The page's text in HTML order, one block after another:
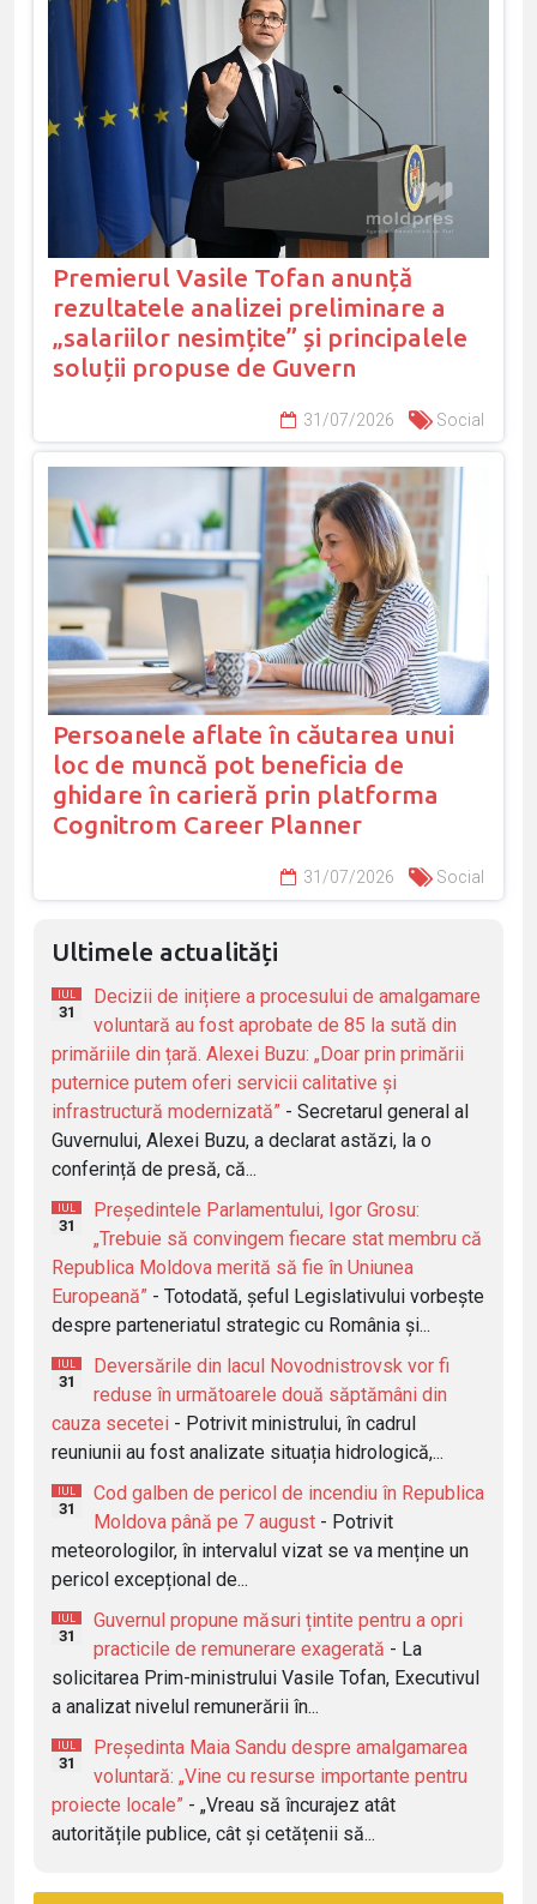
Premierul Vasile Tofan anunță
rezultatele analizei preliminare a
„salariilor nesimțite” și principalele
soluții propuse de Guvern
31/07/2026 Social
Persoanele aflate în căutarea unui
loc de muncă pot beneficia de
ghidare în carieră prin platforma
Cognitrom Career Planner
31/07/2026 Social
Ultimele actualități
IUL
31
Decizii de inițiere a procesului de amalgamare
voluntară au fost aprobate de 85 la sută din
primăriile din țară. Alexei Buzu: „Doar prin primării
puternice putem oferi servicii calitative și
infrastructură modernizată” - Secretarul general al
Guvernului, Alexei Buzu, a declarat astăzi, la o
conferință de presă, că...
IUL
31
Președintele Parlamentului, Igor Grosu:
„Trebuie să convingem fiecare stat membru că
Republica Moldova merită să fie în Uniunea
Europeană” - Totodată, șeful Legislativului vorbește
despre parteneriatul strategic cu România și...
IUL
31
Deversările din lacul Novodnistrovsk vor fi
reduse în următoarele două săptămâni din
cauza secetei - Potrivit ministrului, în cadrul
reuniunii au fost analizate situația hidrologică,...
IUL
31
Cod galben de pericol de incendiu în Republica
Moldova până pe 7 august - Potrivit
meteorologilor, în intervalul vizat se va menține un
pericol excepțional de...
IUL
31
Guvernul propune măsuri țintite pentru a opri
practicile de remunerare exagerată - La
solicitarea Prim-ministrului Vasile Tofan, Executivul
a analizat nivelul remunerării în...
IUL
31
Președinta Maia Sandu despre amalgamarea
voluntară: „Vine cu resurse importante pentru
proiecte locale” - „Vreau să încurajez atât
autoritățile publice, cât și cetățenii să...